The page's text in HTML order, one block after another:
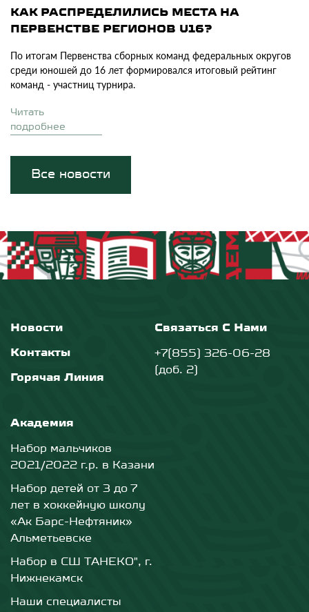
КАК РАСПРЕДЕЛИЛИСЬ МЕСТА НА
ПЕРВЕНСТВЕ РЕГИОНОВ U16?
По итогам Первенства сборных команд федеральных округов
среди юношей до 16 лет формировался итоговый рейтинг
команд - участниц турнира.
Читать
подробнее
Все новости
Новости
Контакты
Горячая Линия
Академия
Набор мальчиков
2021/2022 г.р. в Казани
Набор детей от 3 до 7
лет в хоккейную школу
«Ак Барс-Нефтяник»
Альметьевске
Набор в СШ ТАНЕКО", г.
Нижнекамск
Наши специалисты
Связаться С Нами
+7(855) 326-06-28
(доб. 2)